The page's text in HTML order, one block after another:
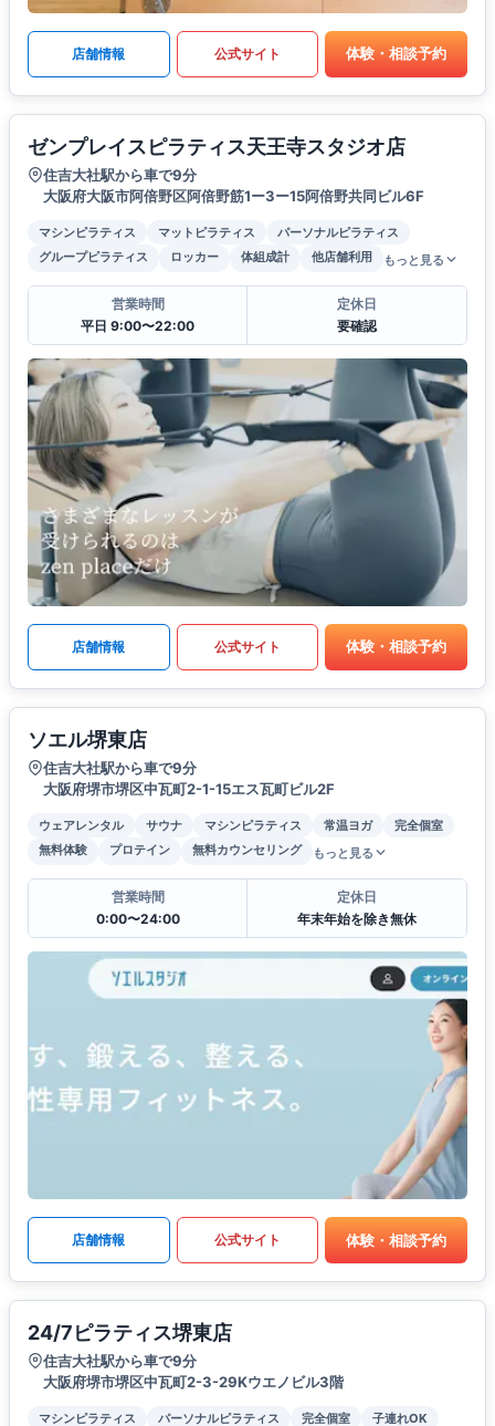
店舗情報 公式サイト 体験・相談予約
ゼンプレイスピラティス天王寺スタジオ店
住吉大社駅から車で9分
大阪府大阪市阿倍野区阿倍野筋1ー3ー15阿倍野共同ビル6F
マシンピラティス マットピラティス
パーソナルピラティス
グループピラティス
ロッカー 体組成計 他店舗利用 もっと見る
営業時間
平日 9:00〜22:00
定休日
要確認
店舗情報 公式サイト 体験・相談予約
ソエル堺東店
住吉大社駅から車で9分
大阪府堺市堺区中瓦町2-1-15エス瓦町ビル2F
ウェアレンタル サウナ マシンピラティス 常温ヨガ
完全個室
無料体験
プロテイン 無料カウンセリング もっと見る
営業時間
0:00〜24:00
定休日
年末年始を除き無休
店舗情報 公式サイト 体験・相談予約
24/7ピラティス堺東店
住吉大社駅から車で9分
大阪府堺市堺区中瓦町2-3-29Kウエノビル3階
マシンピラティス パーソナルピラティス 完全個室 子連れOK